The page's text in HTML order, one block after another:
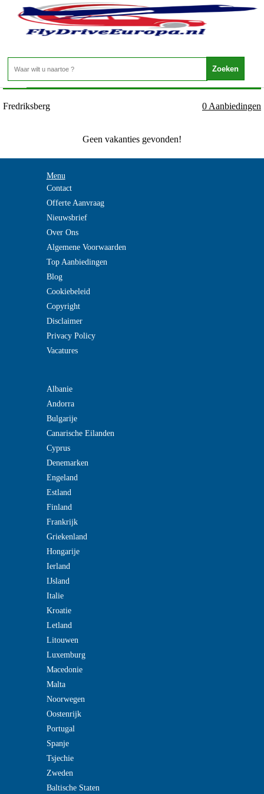
Zweden - Vastmanland - Fredriksberg
Home>
Fredriksberg 0 Aanbiedingen
Geen vakanties gevonden!
Menu
Contact
Offerte Aanvraag
Nieuwsbrief
Over Ons
Algemene Voorwaarden
Top Aanbiedingen
Blog
Cookiebeleid
Copyright
Disclaimer
Privacy Policy
Vacatures
Albanie
Andorra
Bulgarije
Canarische Eilanden
Cyprus
Denemarken
Engeland
Estland
Finland
Frankrijk
Griekenland
Hongarije
Ierland
IJsland
Italie
Kroatie
Letland
Litouwen
Luxemburg
Macedonie
Malta
Noorwegen
Oostenrijk
Portugal
Spanje
Tsjechie
Zweden
Baltische Staten